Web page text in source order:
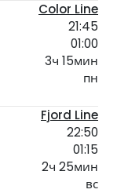
Color Line
21:45
01:00
3ч 15мин
пн
Fjord Line
22:50
01:15
2ч 25мин
вс